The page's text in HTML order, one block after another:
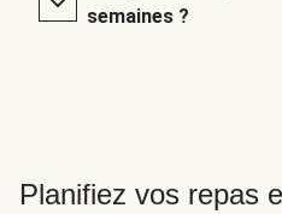
semaines ?
Planifiez vos repas